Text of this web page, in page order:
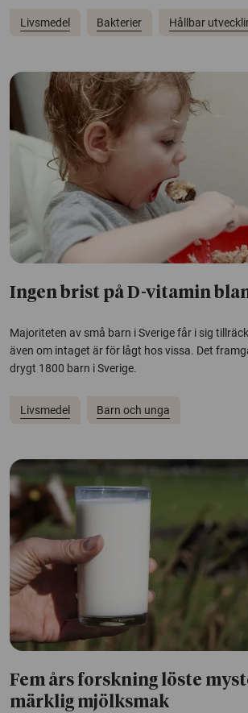
Livsmedel Bakterier Hållbar
Ingen brist på D-vitamin
Majoriteten av små barn i Sverige får i sig
även om intaget är för lågt hos vissa. Det
drygt 1800 barn i Sverige.
Livsmedel Barn och unga
Fem års forskning löste
märklig mjölksmak